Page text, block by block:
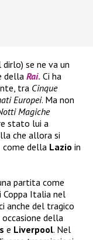
se ne va un
della Rai. Ci ha
tra Cinque
Europei. Ma non
Magiche
stato lui a
che allora si
come della Lazio in
partita come
Coppa Italia nel
anche del tragico
occasione della
e Liverpool. Nel